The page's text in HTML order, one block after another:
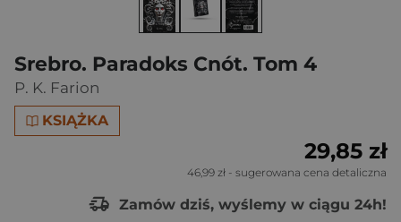
Srebro. Paradoks Cnót. Tom 4
P. K. Farion
KSIĄŻKA
29,85 zł
46,99 zł - sugerowana cena detaliczna
Zamów dziś, wyślemy w ciągu 24h!